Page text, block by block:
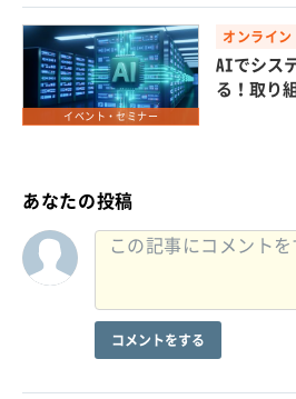
イベント・セミナー
オンライン
AIでシス
る！取り
あなたの投稿
コメントをする